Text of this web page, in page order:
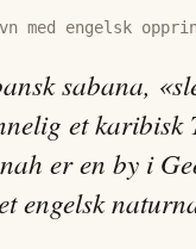
med engelsk
sabana,
et karibisk
er en by i
engelsk